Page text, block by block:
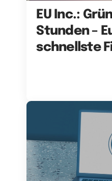
EU Inc.:
Stunden –
schnellste